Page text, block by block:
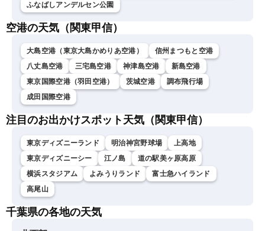
ふなばしアンデルセン公園
空港の天気（関東甲信）
大島空港（東京大島かめりあ空港）
信州まつもと空港
八丈島空港
三宅島空港 神津島空港
新島空港
東京国際空港（羽田空港）
茨城空港
調布飛行場
成田国際空港
注目のお出かけスポット天気（関東甲信）
東京ディズニーランド 明治神宮野球場
上高地
東京ディズニーシー
江ノ島
道の駅美ヶ原高原
横浜スタジアム
よみうりランド
富士急ハイランド
高尾山
千葉県の各地の天気